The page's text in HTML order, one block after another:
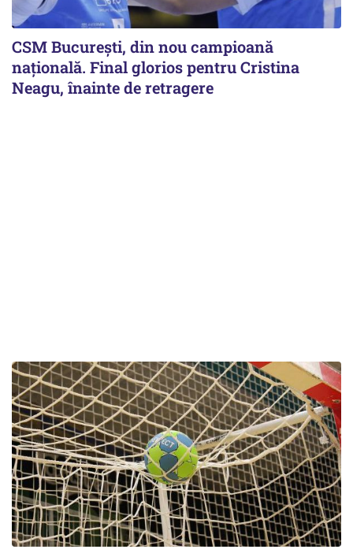
CSM București, din nou campioană
națională. Final glorios pentru Cristina
Neagu, înainte de retragere